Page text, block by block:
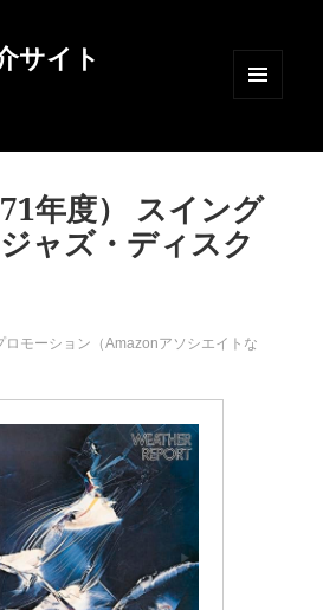
サイト
ィジェ
年度） スイング
ャズ・ディスク
ロモーション（Amazonアソシエイトな